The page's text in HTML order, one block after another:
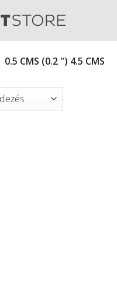
0.5 CMS (0.2 ") 4.5 CMS